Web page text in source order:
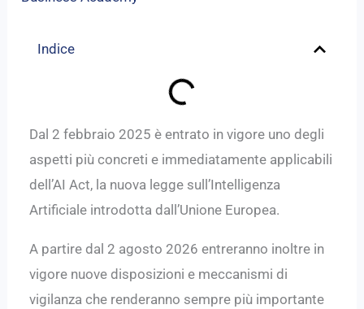
Indice
Dal 2 febbraio 2025 è entrato in vigore uno degli
aspetti più concreti e immediatamente applicabili
dell’AI Act, la nuova legge sull’Intelligenza
Artificiale introdotta dall’Unione Europea.
A partire dal 2 agosto 2026 entreranno inoltre in
vigore nuove disposizioni e meccanismi di
vigilanza che renderanno sempre più importante